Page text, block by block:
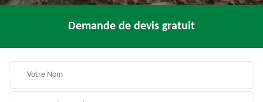
Demande de devis gratuit